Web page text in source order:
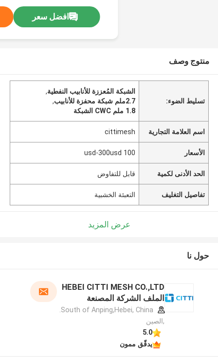
افضل سعر
منتوج وصف
تسليط الضوء:
الشبكة المُعززة للأنابيب النفطية,
2.7ملم شبكة محفزة للأنابيب
,
1.8 ملم CWC الشبكة
اسم العلامة التجارية cittimesh
الأسعار 100 usd-300usd
الحد الأدنى لكمية قابل للتفاوض
تفاصيل التغليف التعبئة الخشبية
عرض المزيد
حول نا
HEBEI CITTI MESH CO.,LTD
الملف الشركة المصنعة
,الصين
5.0
يدقّق ممون